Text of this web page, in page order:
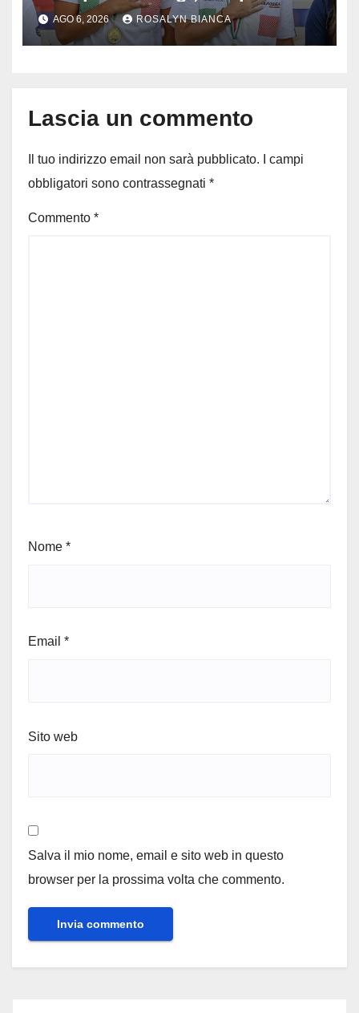
cinque gare: ‘Nel sincro siamo
da medaglia olimpica’
AGO 6, 2026 ROSALYN BIANCA
Lascia un commento
Il tuo indirizzo email non sarà pubblicato.
I campi
obbligatori sono contrassegnati *
Commento *
Nome *
Email *
Sito web
Salva il mio nome, email e sito web in questo
browser per la prossima volta che commento.